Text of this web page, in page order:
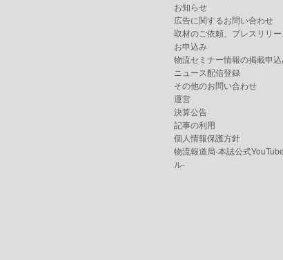
お知らせ
広告に関するお問い合わせ
取材のご依頼、プレスリリ
お申込み
物流セミナー情報の掲載申
ニュース配信登録
その他のお問い合わせ
運営
決算公告
記事の利用
個人情報保護方針
物流報道局-本誌公式
ル-